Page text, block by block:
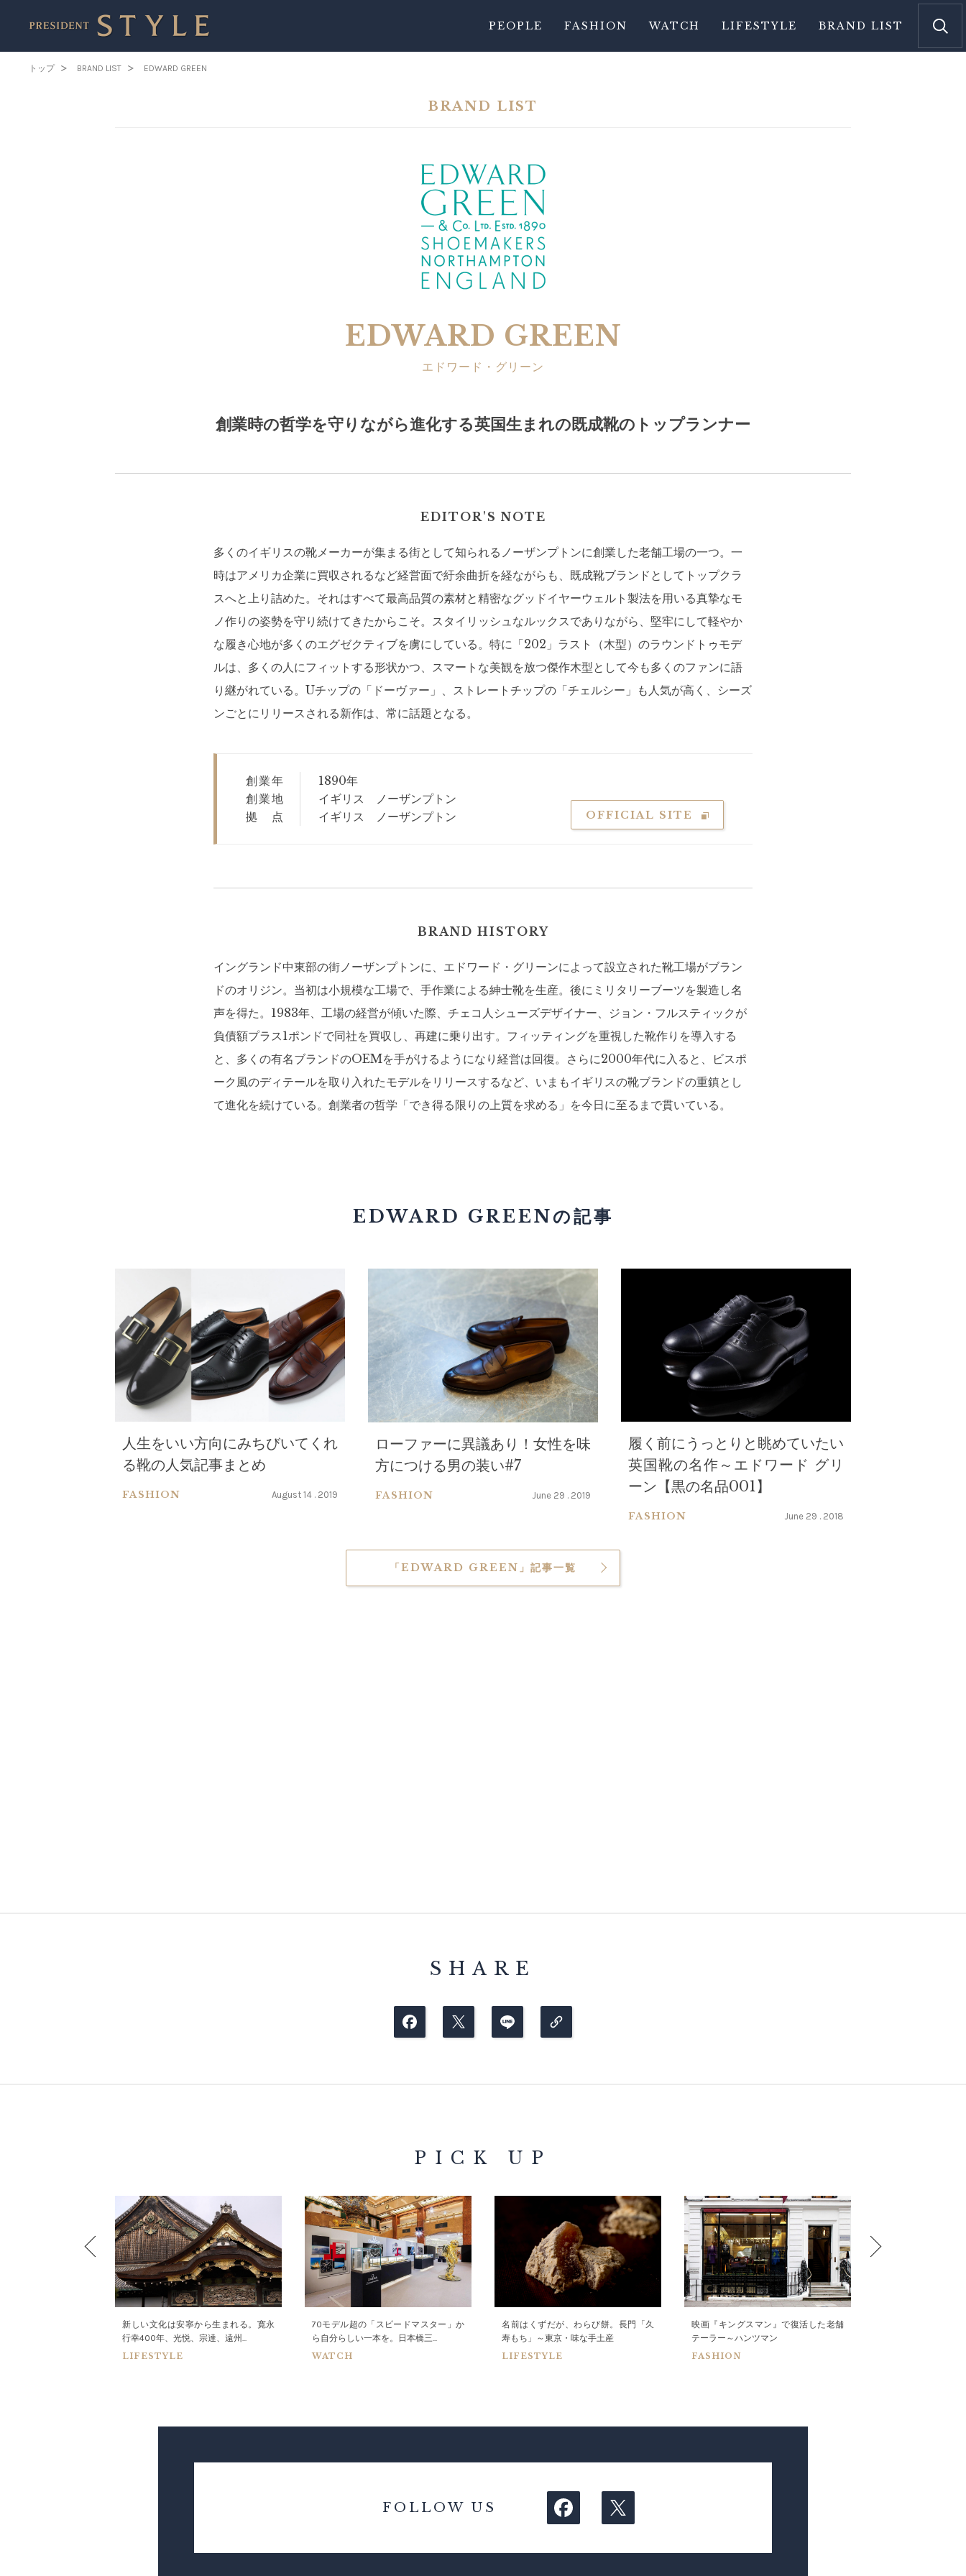
PEOPLE FASHION WATCH LIFESTYLE BRAND LIST
トップ BRAND LIST EDWARD GREEN
BRAND LIST
EDWARD GREEN
エドワード・グリーン
創業時の哲学を守りながら進化する英国生まれの既成靴のトップランナー
EDITOR'S NOTE
多くのイギリスの靴メーカーが集まる街として知られるノーザンプトンに創業した老舗工場の一つ。一
時はアメリカ企業に買収されるなど経営面で紆余曲折を経ながらも、既成靴ブランドとしてトップクラ
スへと上り詰めた。それはすべて最高品質の素材と精密なグッドイヤーウェルト製法を用いる真摯なモ
ノ作りの姿勢を守り続けてきたからこそ。スタイリッシュなルックスでありながら、堅牢にして軽やか
な履き心地が多くのエグゼクティブを虜にしている。特に「202」ラスト（木型）のラウンドトゥモデ
ルは、多くの人にフィットする形状かつ、スマートな美観を放つ傑作木型として今も多くのファンに語
り継がれている。Uチップの「ドーヴァー」、ストレートチップの「チェルシー」も人気が高く、シーズ
ンごとにリリースされる新作は、常に話題となる。
創業年
1890年
創業地
イギリス ノーザンプトン
拠点
イギリス ノーザンプトン OFFICIAL SITE
BRAND HISTORY
イングランド中東部の街ノーザンプトンに、エドワード・グリーンによって設立された靴工場がブラン
ドのオリジン。当初は小規模な工場で、手作業による紳士靴を生産。後にミリタリーブーツを製造し名
声を得た。1983年、工場の経営が傾いた際、チェコ人シューズデザイナー、ジョン・フルスティックが
負債額プラス1ポンドで同社を買収し、再建に乗り出す。フィッティングを重視した靴作りを導入する
と、多くの有名ブランドのOEMを手がけるようになり経営は回復。さらに2000年代に入ると、ビスポ
ーク風のディテールを取り入れたモデルをリリースするなど、いまもイギリスの靴ブランドの重鎮とし
て進化を続けている。創業者の哲学「でき得る限りの上質を求める」を今日に至るまで貫いている。
EDWARD GREENの記事
人生をいい方向にみちびいてくれ
る靴の人気記事まとめ
FASHION August 14 . 2019
ローファーに異議あり！女性を味
方につける男の装い#7
FASHION June 29 . 2019
履く前にうっとりと眺めていたい
英国靴の名作～エドワード グリ
ーン【黒の名品001】
FASHION June 29 . 2018
「EDWARD GREEN」記事一覧
SHARE
PICK UP
新しい文化は安寧から生まれる。寛永
行幸400年、光悦、宗達、遠州...
LIFESTYLE
70モデル超の「スピードマスター」か
ら自分らしい一本を。日本橋三...
WATCH
名前はくずだが、わらび餅。長門「久
寿もち」～東京・味な手土産
LIFESTYLE
映画『キングスマン』で復活した老舗
テーラー～ハンツマン
FASHION
FOLLOW US